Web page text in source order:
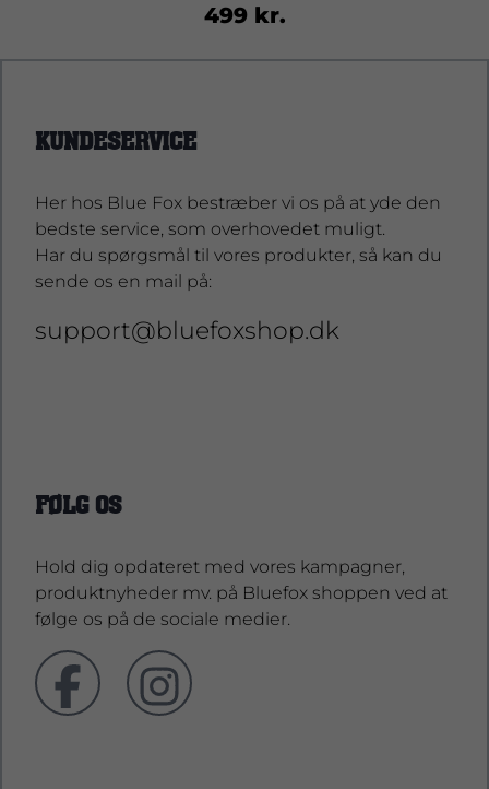
499 kr.
KUNDESERVICE
Her hos Blue Fox bestræber vi os på at yde den
bedste service, som overhovedet muligt.
Har du spørgsmål til vores produkter, så kan du
sende os en mail på:
support@bluefoxshop.dk
FØLG OS
Hold dig opdateret med vores kampagner,
produktnyheder mv. på Bluefox shoppen ved at
følge os på de sociale medier.